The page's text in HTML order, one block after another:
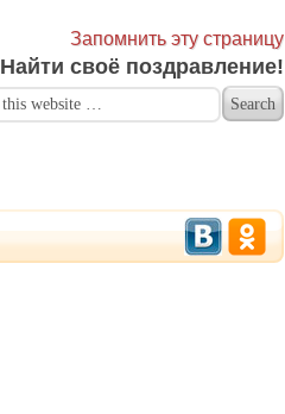
Запомнить эту страницу
Найти своё поздравление!